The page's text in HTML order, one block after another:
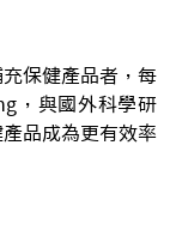
保健產品者，每
，與國外科學研
品成為更有效率